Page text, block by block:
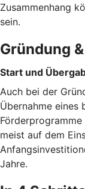
Zusammenhang
sein.
Gründung
Start und
Auch bei der
Übernahme eines
meist auf dem
Jahre.